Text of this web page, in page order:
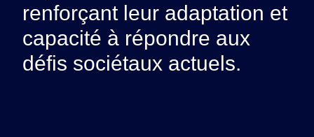
renforçant leur adaptation et
capacité à répondre aux
défis sociétaux actuels.